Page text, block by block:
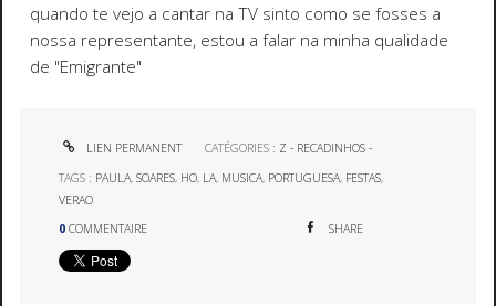
quando te vejo a cantar na TV sinto como se fosses a
nossa representante, estou a falar na minha qualidade
de "Emigrante"
LIEN PERMANENT CATÉGORIES : Z - RECADINHOS -
TAGS : PAULA,SOARES, HO, LA, MUSICA, PORTUGUESA, FESTAS,
VERAO
0 COMMENTAIRE SHARE